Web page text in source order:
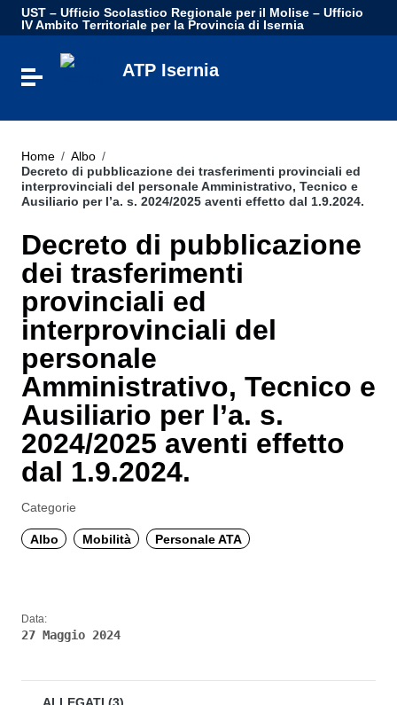
Vai ai contenuti
Vai al menu di navigazione
UST – Ufficio Scolastico Regionale per il Molise – Ufficio
IV Ambito Territoriale per la Provincia di Isernia
Attiva / disattiva la navigazione
ATP Isernia
Home / Albo /
Decreto di pubblicazione dei trasferimenti provinciali ed
interprovinciali del personale Amministrativo, Tecnico e
Ausiliario per l’a. s. 2024/2025 aventi effetto dal 1.9.2024.
Decreto di pubblicazione
dei trasferimenti
provinciali ed
interprovinciali del
personale
Amministrativo, Tecnico e
Ausiliario per l’a. s.
2024/2025 aventi effetto
dal 1.9.2024.
Categorie
Albo Mobilità Personale ATA
Data:
27 Maggio 2024